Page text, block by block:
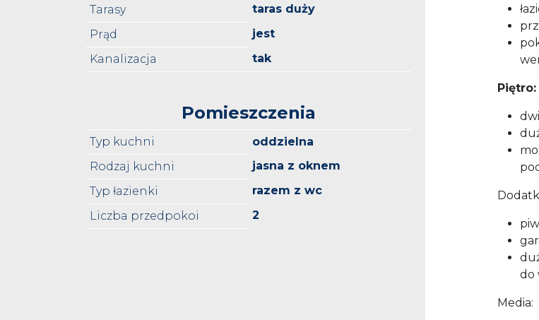
Tarasy
taras duży
Prąd
jest
Kanalizacja
tak
Pomieszczenia
Typ kuchni
oddzielna
Rodzaj kuchni
jasna z oknem
Typ łazienki
razem z wc
Liczba przedpokoi
2
Piętro:
do
Media: